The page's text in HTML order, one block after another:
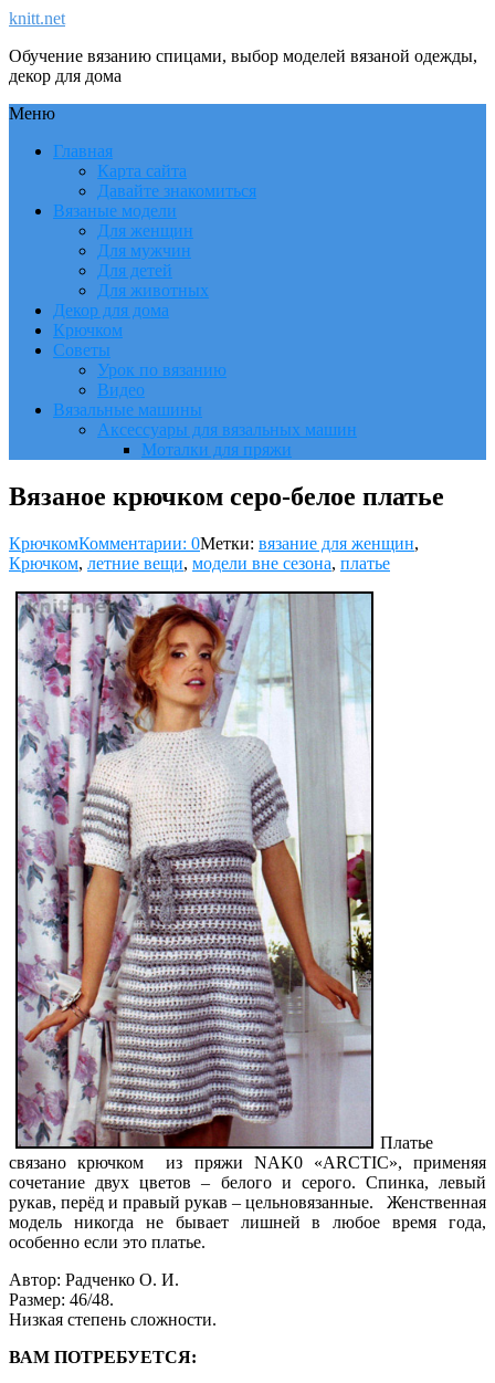
knitt.net
Обучение вязанию спицами, выбор моделей вязаной одежды,
декор для дома
Меню
Главная
Карта сайта
Давайте знакомиться
Вязаные модели
Для женщин
Для мужчин
Для детей
Для животных
Декор для дома
Крючком
Советы
Урок по вязанию
Видео
Вязальные машины
Аксессуары для вязальных машин
Моталки для пряжи
Вязаное крючком серо-белое платье
КрючкомКомментарии: 0Метки: вязание для женщин,
Крючком, летние вещи, модели вне сезона, платье
Платье
связано крючком из пряжи NAK0 «ARCTIC», применяя
сочетание двух цветов – белого и серого. Спинка, левый
рукав, перёд и правый рукав – цельновязанные. Женственная
модель никогда не бывает лишней в любое время года,
особенно если это платье.
Автор: Радченко О. И.
Размер: 46/48.
Низкая степень сложности.
ВАМ ПОТРЕБУЕТСЯ: